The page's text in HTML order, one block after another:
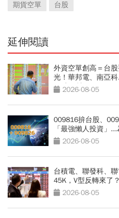
期貨空單
台股
延伸閱讀
外資空單創高＝台
光！華邦電、南亞
Q3大行情
2026-08-05
009816拚台股、
「最強懶人投資」
買？2026-08-05
台積電、聯發科、
45K，V型反轉來了
2026-08-05